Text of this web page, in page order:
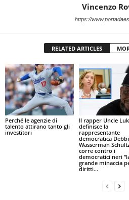
Vincenzo
https://
RELATED ARTICLES
Perché le agenzie di
talento attirano tanto gli
investitori
Il rapper Uncle
definisce la
rappresentante
democratica
Wasserman
corre contro i
democratici neri
grande minaccia
diritti...